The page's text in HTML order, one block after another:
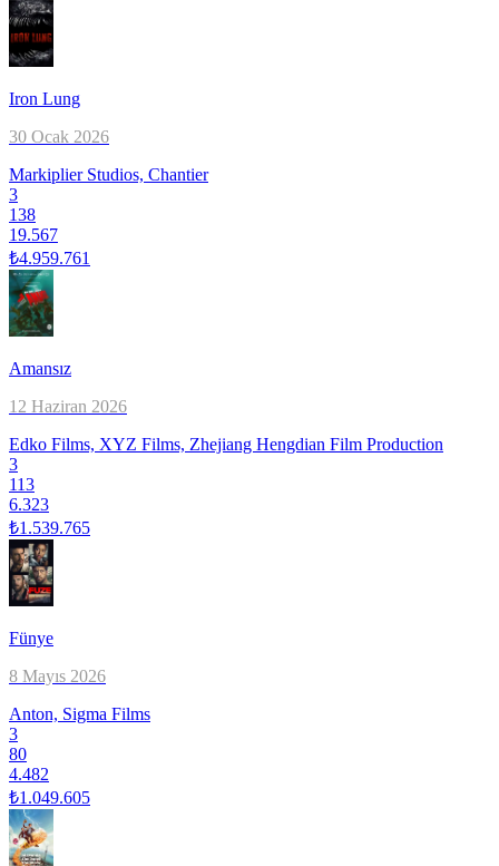
Iron Lung
30 Ocak 2026
Markiplier Studios, Chantier
3
138
19.567
₺4.959.761
Amansız
12 Haziran 2026
Edko Films, XYZ Films, Zhejiang Hengdian Film Production
3
113
6.323
₺1.539.765
Fünye
8 Mayıs 2026
Anton, Sigma Films
3
80
4.482
₺1.049.605